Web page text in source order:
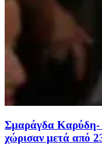
Σμαράγδα Καρύδη-
χώρισαν μετά από